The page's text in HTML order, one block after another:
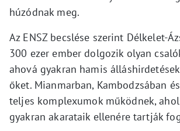
húzódnak meg.
Az ENSZ becslése szerint Délkelet-
300 ezer ember dolgozik olyan
ahová gyakran hamis
őket. Mianmarban, Kambodzsában
teljes komplexumok működnek,
gyakran akarataik ellenére tartják